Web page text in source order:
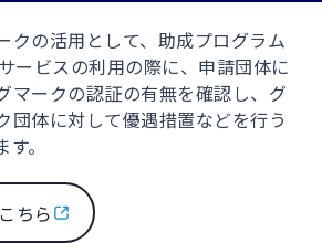
クの活用として、助成プログラム
ービスの利用の際に、申請団体に
マークの認証の有無を確認し、グ
団体に対して優遇措置などを行う
。
ちら